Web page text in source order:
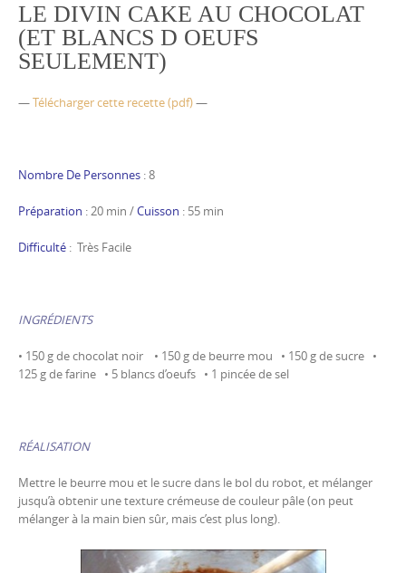
LE DIVIN CAKE AU CHOCOLAT
(ET BLANCS D OEUFS
SEULEMENT)
—Télécharger cette recette (pdf)—
Nombre De Personnes : 8
Préparation : 20 min /Cuisson : 55 min
Difficulté : Très Facile
INGRÉDIENTS
• 150 g de chocolat noir • 150 g de beurre mou • 150 g de sucre •
125 g de farine • 5 blancs d’oeufs • 1 pincée de sel
RÉALISATION
Mettre le beurre mou et le sucre dans le bol du robot, et mélanger
jusqu’à obtenir une texture crémeuse de couleur pâle (on peut
mélanger à la main bien sûr, mais c’est plus long).